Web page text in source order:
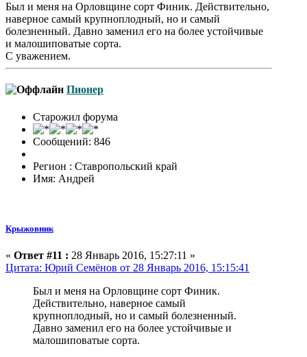
Был и меня на Орловщине сорт Финик. Действительно,
наверное самый крупноплодный, но и самый
болезненный. Давно заменил его на более устойчивые
и малошиповатые сорта.
С уважением.
Пионер
Старожил форума
Сообщений: 846
Регион : Ставропольский край
Имя: Андрей
Крыжовник
« Ответ #11 : 28 Январь 2016, 15:27:11 »
Цитата: Юрий Семёнов от 28 Январь 2016, 15:15:41
Был и меня на Орловщине сорт Финик.
Действительно, наверное самый
крупноплодный, но и самый болезненный.
Давно заменил его на более устойчивые и
малошиповатые сорта.